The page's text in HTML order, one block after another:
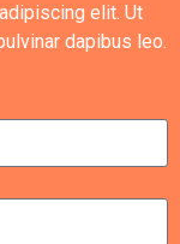
elit. Ut
dapibus leo.